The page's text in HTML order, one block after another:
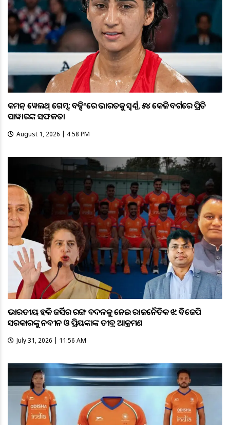
କମନ୍ ୱେଲଥ୍ ଗେମ୍ସ: ବକ୍ସିଂରେ ଭାରତକୁ ସ୍ବର୍ଣ୍ଣ, ୫୪ କେଜି ବର୍ଗରେ ପ୍ରିତି
ପାୱାରଙ୍କ ସଫଳତା
August 1, 2026 | 4:58 PM
ଭାରତୀୟ ହକି ଜର୍ସିର ରଙ୍ଗ ବଦଳକୁ ନେଇ ରାଜନୈତିକ ଝଡ଼: ବିଜେପି
ସରକାରଙ୍କୁ ନବୀନ ଓ ପ୍ରିୟଙ୍କାଙ୍କ ତୀବ୍ର ଆକ୍ରମଣ
July 31, 2026 | 11:56 AM